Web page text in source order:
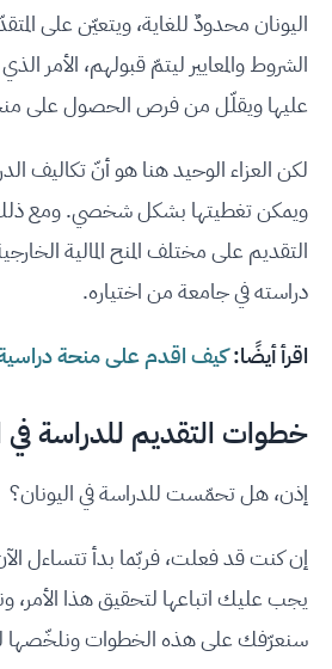
اليونان محدودٌ للغاية، ويتعيّن على
الشروط والمعايير ليتمّ قبولهم، الأمر
عليها ويقلّل من فرص الحصول على
لكن العزاء الوحيد هنا هو أنّ تكاليف
ويمكن تغطيتها بشكل شخصي. ومع
التقديم على مختلف المنح المالية
دراسته في جامعة من اختياره.
اقرأ أيضًا:كيف اقدم على منحة
خطوات التقديم للدراسة في
إذن، هل تحمّست للدراسة في اليونان؟
إن كنت قد فعلت، فربّما بدأ تتساءل
يجب عليك اتباعها لتحقيق هذا الأمر،
سنعرّفك على هذه الخطوات ونلخّصها